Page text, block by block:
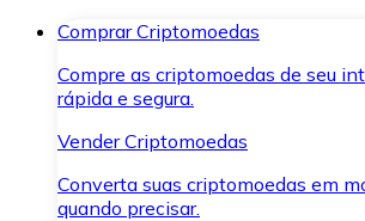
Comprar Criptomoedas
Compre as criptomoedas de seu
rápida e segura.
Vender Criptomoedas
Converta suas criptomoedas em
quando precisar.